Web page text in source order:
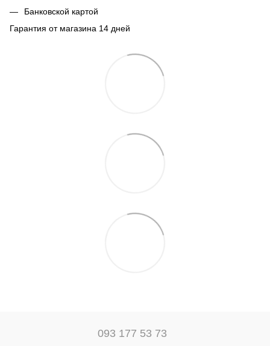
Банковской картой
Гарантия от магазина 14 дней
093 177 53 73